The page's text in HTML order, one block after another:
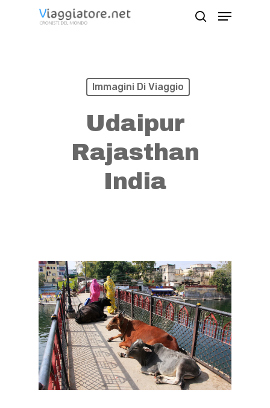
Menu
Immagini Di Viaggio
Udaipur
Rajasthan
India